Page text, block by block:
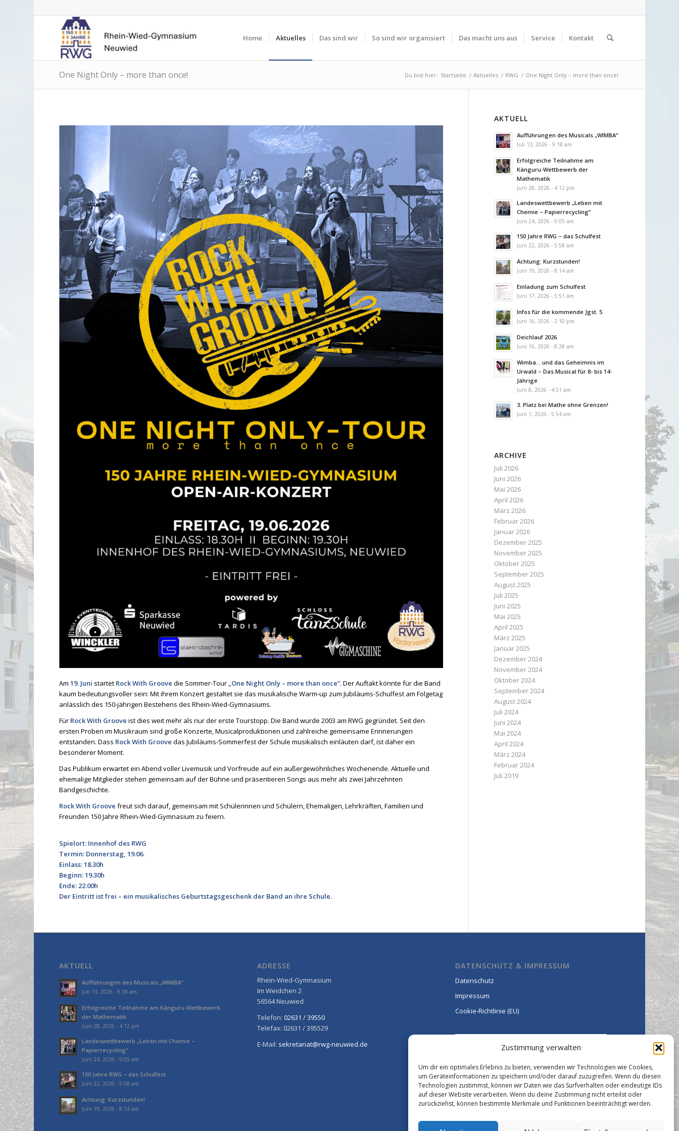
Zustimmung verwalten
Um dir ein optimales Erlebnis zu bieten, verwenden wir Technologien wie Cookies,
um Geräteinformationen zu speichern und/oder darauf zuzugreifen. Wenn du diesen
Technologien zustimmst, können wir Daten wie das Surfverhalten oder eindeutige IDs
auf dieser Website verarbeiten. Wenn du deine Zustimmung nicht erteilst oder
zurückziehst, können bestimmte Merkmale und Funktionen beeinträchtigt werden.
Home Aktuelles Das sind wir So sind wir organisiert Das macht uns aus Service Kontakt
One Night Only – more than once! Du bist hier: Startseite / Aktuelles / RWG / One Night Only – more than once!
Am 19. Juni startet Rock With Groove die Sommer-Tour „One Night Only – more than once“. Der Auftakt könnte für die Band
kaum bedeutungsvoller sein: Mit ihrem Konzert gestaltet sie das musikalische Warm-up zum Jubiläums-Schulfest am Folgetag
anlässlich des 150-jährigen Bestehens des Rhein-Wied-Gymnasiums.
Für Rock With Groove ist dies weit mehr als nur der erste Tourstopp. Die Band wurde 2003 am RWG gegründet. Seit den
ersten Proben im Musikraum sind große Konzerte, Musicalproduktionen und zahlreiche gemeinsame Erinnerungen
entstanden. Dass Rock With Groove das Jubiläums-Sommerfest der Schule musikalisch einläuten darf, ist daher ein
besonderer Moment.
Das Publikum erwartet ein Abend voller Livemusik und Vorfreude auf ein außergewöhnliches Wochenende. Aktuelle und
ehemalige Mitglieder stehen gemeinsam auf der Bühne und präsentieren Songs aus mehr als zwei Jahrzehnten
Bandgeschichte.
Rock With Groove freut sich darauf, gemeinsam mit Schülerinnen und Schülern, Ehemaligen, Lehrkräften, Familien und
Freunden 150 Jahre Rhein-Wied-Gymnasium zu feiern.
Spielort: Innenhof des RWG
Termin: Donnerstag, 19.06.
Einlass: 18.30h
Beginn: 19.30h
Ende: 22.00h
Der Eintritt ist frei – ein musikalisches Geburtstagsgeschenk der Band an ihre Schule.
AKTUELL
Aufführungen des Musicals „WIMBA“
Juli 13, 2026 - 9:18 am
Erfolgreiche Teilnahme am
Känguru-Wettbewerb der
Mathematik
Juni 28, 2026 - 4:12 pm
Landeswettbewerb „Leben mit
Chemie – Papierrecycling“
Juni 24, 2026 - 9:05 am
150 Jahre RWG – das Schulfest
Juni 22, 2026 - 5:58 am
Achtung: Kurzstunden!
Juni 19, 2026 - 8:14 am
Einladung zum Schulfest
Juni 17, 2026 - 5:51 am
Infos für die kommende Jgst. 5
Juni 16, 2026 - 2:10 pm
Deichlauf 2026
Juni 16, 2026 - 8:28 am
Wimba… und das Geheimnis im
Urwald – Das Musical für 8- bis 14-
Jährige
Juni 8, 2026 - 4:51 am
3. Platz bei Mathe ohne Grenzen!
Juni 1, 2026 - 5:54 am
ARCHIVE
Juli 2026
Juni 2026
Mai 2026
April 2026
März 2026
Februar 2026
Januar 2026
Dezember 2025
November 2025
Oktober 2025
September 2025
August 2025
Juli 2025
Juni 2025
Mai 2025
April 2025
März 2025
Januar 2025
Dezember 2024
November 2024
Oktober 2024
September 2024
August 2024
Juli 2024
Juni 2024
Mai 2024
April 2024
März 2024
Februar 2024
Juli 2019
AKTUELL
Aufführungen des Musicals „WIMBA“
Juli 13, 2026 - 9:18 am
Erfolgreiche Teilnahme am Känguru-Wettbewerb
der Mathematik
Juni 28, 2026 - 4:12 pm
Landeswettbewerb „Leben mit Chemie –
Papierrecycling“
Juni 24, 2026 - 9:05 am
150 Jahre RWG – das Schulfest
Juni 22, 2026 - 5:58 am
Achtung: Kurzstunden!
Juni 19, 2026 - 8:14 am
ADRESSE
Rhein-Wied-Gymnasium
Im Weidchen 2
56564 Neuwied
Telefon:02631 / 39550
Telefax: 02631 / 395529
E-Mail: sekretariat@rwg-neuwied.de
DATENSCHUTZ & IMPRESSUM
Datenschutz
Impressum
Cookie-Richtlinie (EU)
Landesfinale Jugend
debattiert